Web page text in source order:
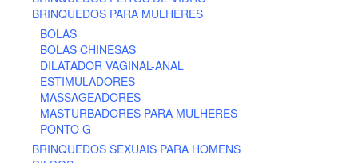
BRINQUEDOS PARA MULHERES
BOLAS
BOLAS CHINESAS
DILATADOR VAGINAL-ANAL
ESTIMULADORES
MASSAGEADORES
MASTURBADORES PARA MULHERES
PONTO G
BRINQUEDOS SEXUAIS PARA HOMENS